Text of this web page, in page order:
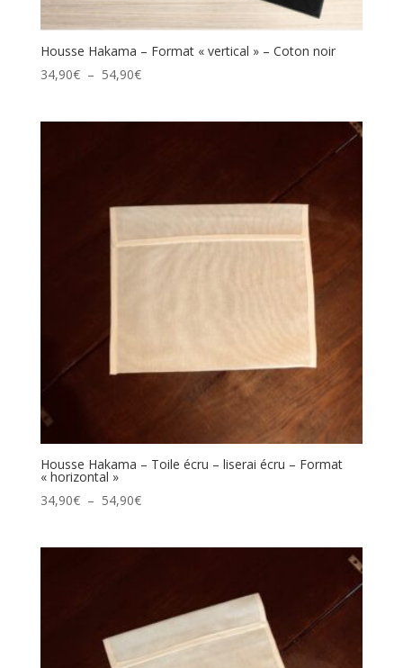
Housse Hakama – Format « vertical » – Coton noir
34,90€ – 54,90€Plage
Housse Hakama – Toile écru – liserai écru – Format
« horizontal »
34,90€ – 54,90€Plage